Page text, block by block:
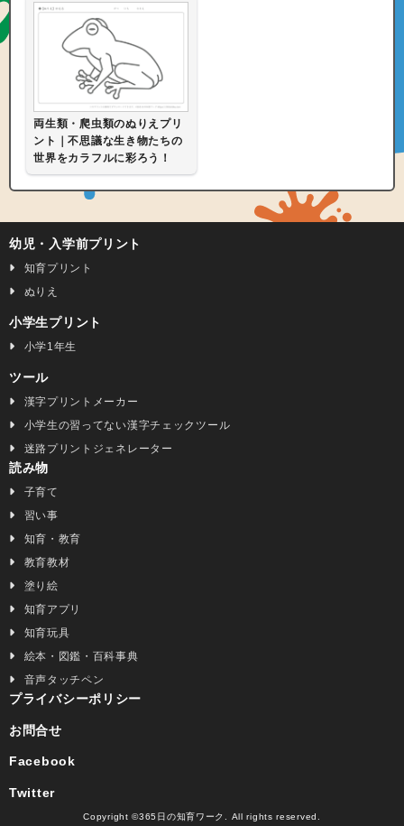
両生類・爬虫類のぬりえプリ
ント｜不思議な生き物たちの
世界をカラフルに彩ろう！
幼児・入学前プリント
知育プリント
ぬりえ
小学生プリント
小学1年生
ツール
漢字プリントメーカー
小学生の習ってない漢字チェックツール
迷路プリントジェネレーター
読み物
子育て
習い事
知育・教育
教育教材
塗り絵
知育アプリ
知育玩具
絵本・図鑑・百科事典
音声タッチペン
プライバシーポリシー
お問合せ
Facebook
Twitter
Copyright ©365日の知育ワーク. All rights reserved.